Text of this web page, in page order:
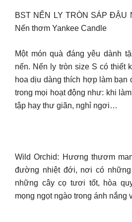
BST NẾN LY TRÒN SÁP ĐẬU
Nến thơm Yankee Candle
Một món quà đáng yêu dành
nến. Nến ly tròn size S có thiết
hoa dịu dàng thích hợp làm bạn
trong mọi hoạt động như: khi
tập hay thư giãn, nghỉ ngơi…
Wild Orchid: Hương thươm
đường nhiệt đới, nơi có
những cây cọ tươi tốt, hòa
mọng ngọt ngào trong ánh nắng